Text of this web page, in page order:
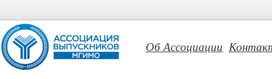
Об Ассоциации